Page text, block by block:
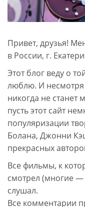
Привет, друзья!
в России, г.
Этот блог веду о
люблю. И несмотря
никогда не
пусть этот сайт
популяризации
Болана, Джонни
прекрасных
Все фильмы, к
смотрел (многие
слушал.
Все комментарии